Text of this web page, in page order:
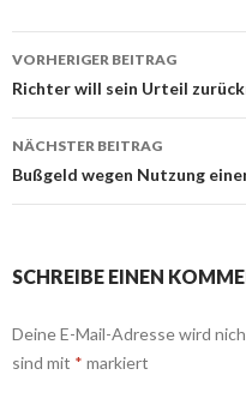
Beitrags-
Navigation
VORHERIGER BEITRAG
Richter will sein Urteil
NÄCHSTER BEITRAG
Bußgeld wegen Nutzung
SCHREIBE EINEN
Deine E-Mail-Adresse wird
sind mit * markiert